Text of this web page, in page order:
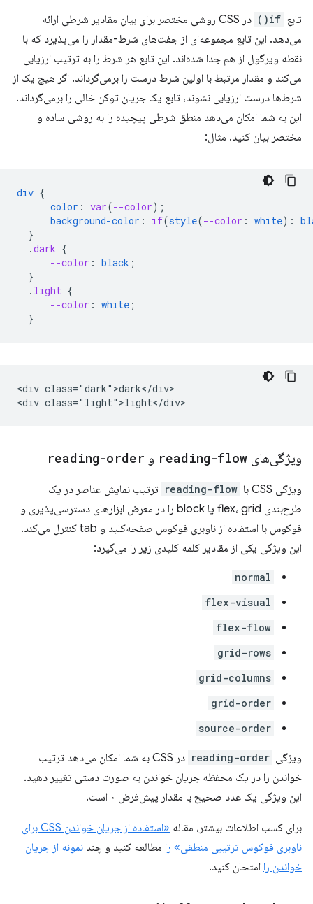
تابع if()
در CSS روشی مختصر برای بیان مقادیر شرطی ارائه
می‌دهد. این تابع مجموعه‌ای از جفت‌های شرط-مقدار را می‌پذیرد که با
نقطه ویرگول از هم جدا شده‌اند. این تابع هر شرط را به ترتیب ارزیابی
می‌کند و مقدار مرتبط با اولین شرط درست را برمی‌گرداند. اگر هیچ یک از
شرط‌ها درست ارزیابی نشوند، تابع یک جریان توکن خالی را برمی‌گرداند.
این به شما امکان می‌دهد منطق شرطی پیچیده را به روشی ساده و
مختصر بیان کنید. مثال:
div {
color : var(--color);
background-color : if(style(--color : white) :
}
.dark {
--color : black ;
}
. light {
--color : white ;
}
<div class="dark">dark</div>
ویژگی‌های reading-flow و reading-order
ویژگی CSS با reading-flow ترتیب نمایش عناصر در یک
طرح‌بندی flex، grid یا block را در معرض ابزارهای دسترسی‌پذیری و
فوکوس با استفاده از ناوبری فوکوس صفحه‌کلید و tab کنترل می‌کند.
این ویژگی یکی از مقادیر کلمه کلیدی زیر را می‌گیرد:
normal
flex-visual
flex-flow
grid-rows
grid-columns
grid-order
source-order
ویژگی reading-order
در CSS به شما امکان می‌دهد ترتیب
خواندن را در یک محفظه جریان خواندن به صورت دستی تغییر دهید.
این ویژگی یک عدد صحیح با مقدار پیش‌فرض ۰ است.
برای کسب اطلاعات بیشتر، مقاله
«استفاده از جریان خواندن CSS برای
ناوبری فوکوس ترتیبی منطقی» را مطالعه کنید و چند نمونه از جریان
خواندن را امتحان کنید.